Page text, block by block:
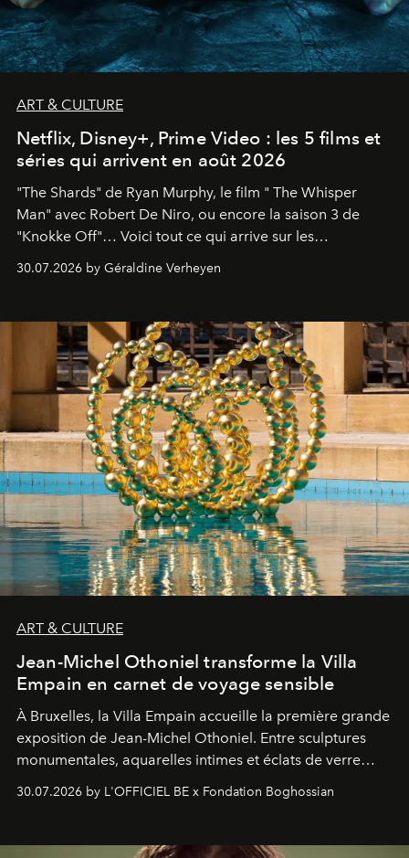
ART & CULTURE
Netflix, Disney+, Prime Video : les 5 films et
séries qui arrivent en août 2026
"The Shards" de Ryan Murphy, le film " The Whisper
Man" avec Robert De Niro, ou encore la saison 3 de
"Knokke Off"… Voici tout ce qui arrive sur les
plateformes de streaming en août 2026.
30.07.2026 by Géraldine Verheyen
ART & CULTURE
Jean-Michel Othoniel transforme la Villa
Empain en carnet de voyage sensible
À Bruxelles, la Villa Empain accueille la première grande
exposition de Jean-Michel Othoniel. Entre sculptures
monumentales, aquarelles intimes et éclats de verre
soufflé, l’artiste français compose un itinéraire
émotionnel où chaque œuvre devient le souvenir
émerveillement.
30.07.2026 by L'OFFICIEL BE x Fondation Boghossian